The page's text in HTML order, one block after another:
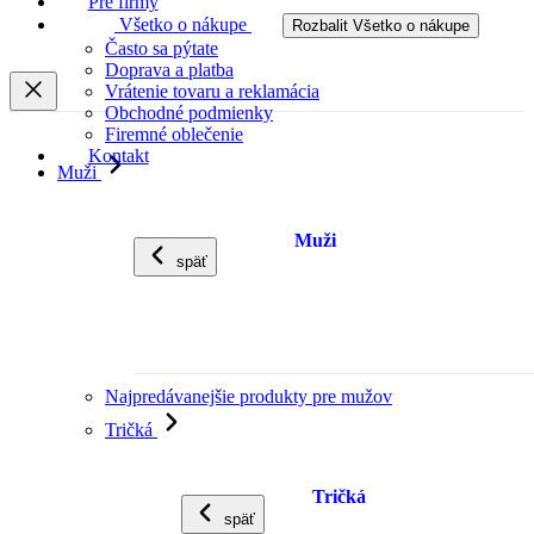
Všetko o nákupe
Rozbalit Všetko o nákupe
Často sa pýtate
Doprava a platba
Vrátenie tovaru a reklamácia
Obchodné podmienky
Firemné oblečenie
Kontakt
Muži
späť
Muži
Najpredávanejšie produkty pre mužov
Tričká
späť
Tričká